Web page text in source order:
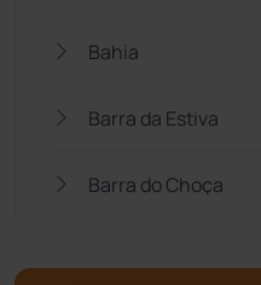
Bahia
Barra da Estiva
Barra do Choça